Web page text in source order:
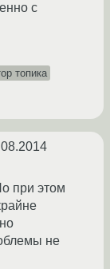
с
топика
при этом
не